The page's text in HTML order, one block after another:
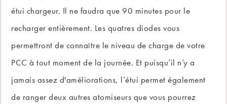
étui chargeur. Il ne faudra que 90 minutes pour le
recharger entièrement. Les quatres diodes vous
permettront de connaître le niveau de charge de votre
PCC à tout moment de la journée. Et puisqu’il n’y a
jamais assez d'améliorations, l’étui permet également
de ranger deux autres atomiseurs que vous pourrez